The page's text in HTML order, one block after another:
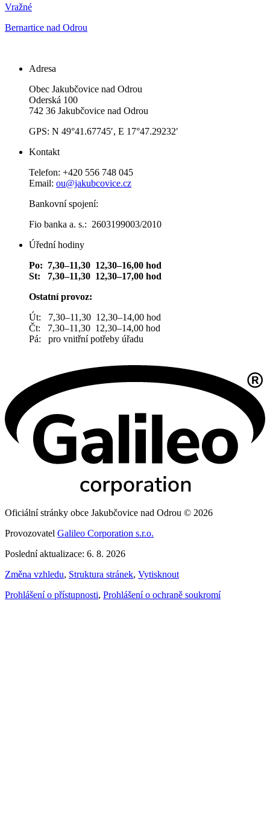
Vražné
Bernartice nad Odrou
Adresa
Obec Jakubčovice nad Odrou
Oderská 100
742 36 Jakubčovice nad Odrou
GPS: N 49°41.67745′, E 17°47.29232′
Kontakt
Telefon: +420 556 748 045
Email: ou@jakubcovice.cz
Bankovní spojení:
Fio banka a. s.: 2603199003/2010
Úřední hodiny
Po: 7,30–11,30 12,30–16,00 hod
St: 7,30–11,30 12,30–17,00 hod
Ostatní provoz:
Út: 7,30–11,30 12,30–14,00 hod
Čt: 7,30–11,30 12,30–14,00 hod
Pá: pro vnitřní potřeby úřadu
Oficiální stránky obce Jakubčovice nad Odrou © 2026
Provozovatel Galileo Corporation s.r.o.
Poslední aktualizace: 6. 8. 2026
Změna vzhledu, Struktura stránek, Vytisknout
Prohlášení o přístupnosti, Prohlášení o ochraně soukromí